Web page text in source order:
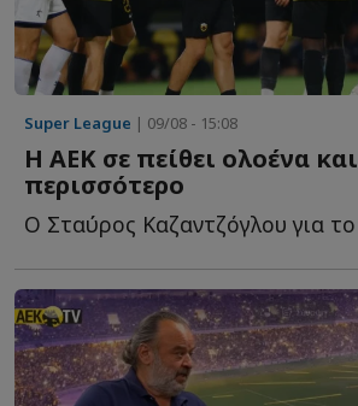
Super League | 09/08 - 15:08
Η ΑΕΚ σε πείθει ολοένα και
περισσότερο